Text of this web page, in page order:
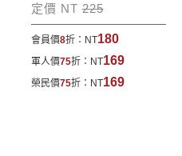
定價 NT225
會員價8折： NT180
軍人價75折： NT169
榮民價75折： NT169